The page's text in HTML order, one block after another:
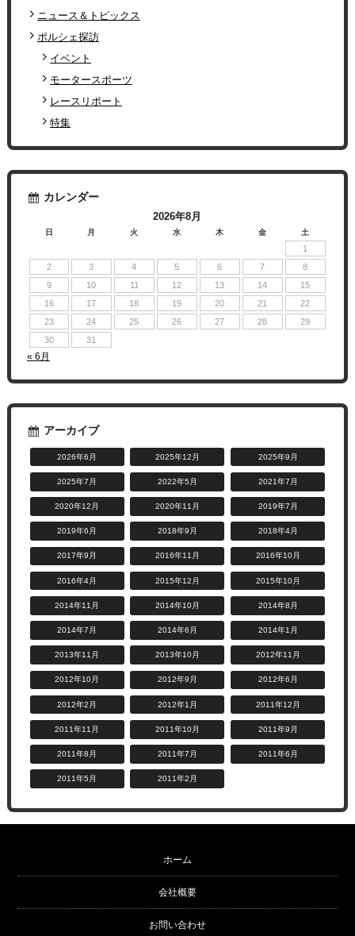
ニュース＆トピックス
ポルシェ探訪
イベント
モータースポーツ
レースリポート
特集
カレンダー
2026年8月
日 月 火 水 木 金 土
1
2
3 4 5 6 7
8
9
10 11 12 13 14
15
16
17 18 19 20 21
22
23
24 25 26 27 28
29
30
31
« 6月
アーカイブ
2026年6月 2025年12月 2025年9月
2025年7月 2022年5月 2021年7月
2020年12月 2020年11月 2019年7月
2019年6月 2018年9月 2018年4月
2017年9月 2016年11月 2016年10月
2016年4月 2015年12月 2015年10月
2014年11月 2014年10月 2014年8月
2014年7月 2014年6月 2014年1月
2013年11月 2013年10月 2012年11月
2012年10月 2012年9月 2012年6月
2012年2月 2012年1月 2011年12月
2011年11月 2011年10月 2011年9月
2011年8月 2011年7月 2011年6月
2011年5月 2011年2月
ホーム
会社概要
お問い合わせ